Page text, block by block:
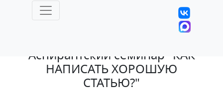
Аспирантский семинар "КАК
НАПИСАТЬ ХОРОШУЮ
СТАТЬЮ?"